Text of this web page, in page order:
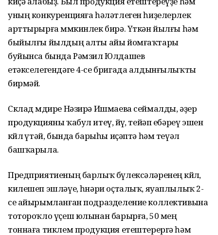
уның конкуренцияға һәләтлеген һиҙелерлек
арттырырға мөмкинлек бирә. Үткән йылғы һәм
быйылғы йылдың алты айы йомғаҡтары
буйынса бында Рәмзил Юлдашев
етәкселегендәге 4-се бригада алдынғылыҡты
бирмәй.
Склад мөдире Нәзирә Ишмаева сеймалды, әҙер
продукцияны ҡабул итеү, өйөү, тейәп ебәреү эшен
көйлө үтәй, бында барыһы иҫәптә һәм теүәл
башҡарыла.
Предприятиеның барлыҡ бүлексәләренең көйлө,
килешеп эшләүе, һөнәри оҫталыҡ, яуаплылыҡ 2-
се айырымланған подразделение коллективына
тотороҡло үҫеш юлынан барырға, 50 мең
тоннаға тиклем продукция етештерергә һәм